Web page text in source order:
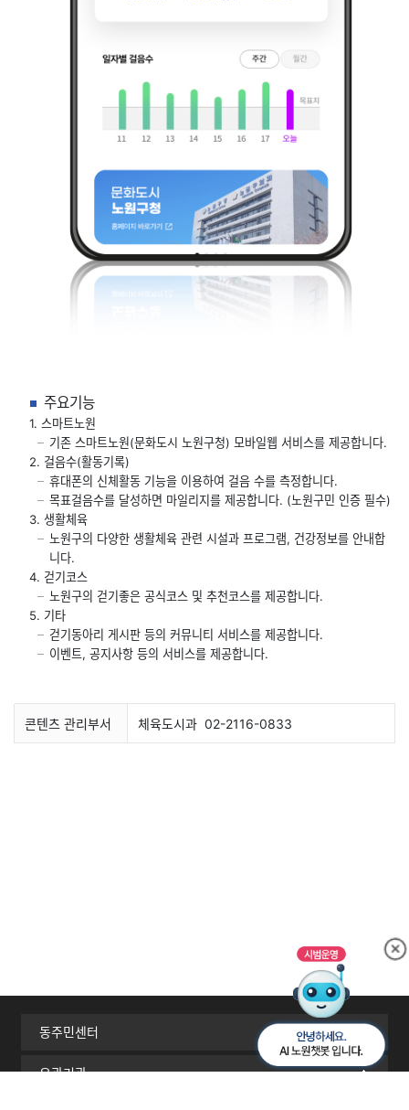
주요기능
1. 스마트노원
기존 스마트노원(문화도시 노원구청) 모바일웹 서비스를 제공합니다.
2. 걸음수(활동기록)
휴대폰의 신체활동 기능을 이용하여 걸음 수를 측정합니다.
목표걸음수를 달성하면 마일리지를 제공합니다. (노원구민 인증 필수)
3. 생활체육
노원구의 다양한 생활체육 관련 시설과 프로그램, 건강정보를 안내합
니다.
4. 걷기코스
노원구의 걷기좋은 공식코스 및 추천코스를 제공합니다.
5. 기타
걷기동아리 게시판 등의 커뮤니티 서비스를 제공합니다.
이벤트, 공지사항 등의 서비스를 제공합니다.
콘텐츠 관리부서 체육도시과 02-2116-0833
동주민센터
유관기관